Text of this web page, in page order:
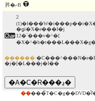
荞�ށB
2
�ցi�X�e���I�j
12�`���v�^�[
������:
�j�[�L���j�I��
��